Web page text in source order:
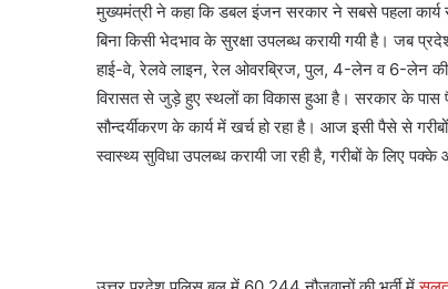
मुख्यमंत्री ने कहा कि डबल इंजन सरकार ने सबसे पहला कार्य
बिना किसी भेदभाव के सुरक्षा उपलब्ध करायी गयी है। जब
हाई-वे, रेलवे लाइन, रेल ओवरब्रिज, पुल, 4-लेन व 6-लेन की
विरासत से जुड़े हुए स्थलों का विकास हुआ है। सरकार के पास
सौन्दर्यीकरण के कार्य में खर्च हो रहा है। आज इसी पैसे से
स्वास्थ्य सुविधा उपलब्ध करायी जा रही है, गरीबों के लिए